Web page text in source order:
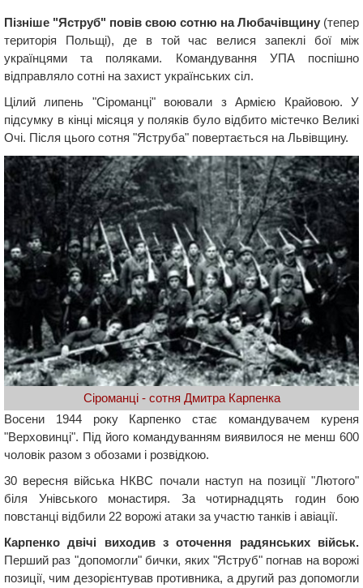
Пізніше "Яструб" повів свою сотню на Любачівщину (тепер
територія Польщі), де в той час велися запеклі бої між
українцями та поляками. Командування УПА поспішно
відправляло сотні на захист українських сіл.
Цілий липень "Сіроманці" воювали з Армією Крайовою. У
підсумку в кінці місяця у поляків було відбито містечко Великі
Очі. Після цього сотня "Яструба" повертається на Львівщину.
Сіроманці - сотня Дмитра Карпенка
Восени 1944 року Карпенко стає командувачем куреня
"Верховинці". Під його командуванням виявилося не менш 600
чоловік разом з обозами і розвідкою.
30 вересня війська НКВС почали наступ на позиції "Лютого"
біля Унівського монастиря. За чотирнадцять годин бою
повстанці відбили 22 ворожі атаки за участю танків і авіації.
Карпенко двічі виходив з оточення радянських військ.
Перший раз "допомогли" бички, яких "Яструб" погнав на ворожі
позиції, чим дезорієнтував противника, а другий раз допомогли